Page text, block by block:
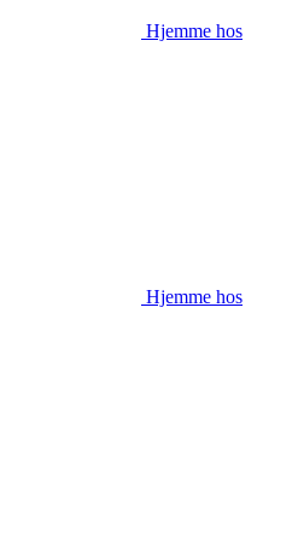
Hjemme hos
Hjemme hos